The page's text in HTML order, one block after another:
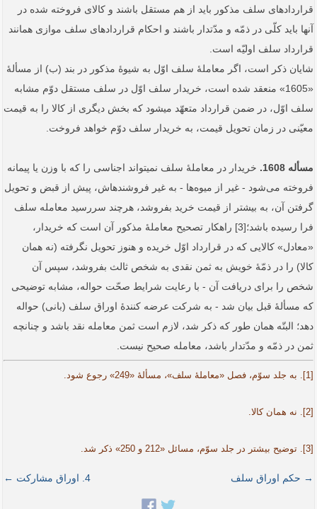
قراردادهای سلف مذکور باید از هم مستقل باشند و کالای فروخته شده در
آنها باید کلّی در ذمّه و مدّت­دار باشند و احکام قراردادهای سلف موازی همانند
قرارداد سلف اولیّه است.
شایان ذکر است، اگر معاملۀ سلف اوّل به شیوۀ مذکور در بند (ب) از مسألۀ
«1605» منعقد شده است، خریدار سلف اوّل در سلف مستقل دوّم مشابه
سلف اوّل، در ضمن قرارداد متعهّد می­شود که بخش دیگری از کالا را به قیمت
معیّنی در زمان تحویل قیمت، به خریدار سلف دوّم خواهد فروخت.
مسأله 1608.
خریدار در معاملۀ سلف نمی­تواند اجناسی را که با وزن یا پیمانه
فروخته می‌شود - غیر از میوه‌ها - به غیر فروشنده­اش، پیش از قبض و تحویل
گرفتن آن، به بیشتر از قیمت خرید بفروشد، هرچند سررسید معامله سلف
فرا رسیده باشد؛[3] راهکار تصحیح معاملۀ مذکور آن است که خریدار،
«معادل» کالایی که در قرارداد اوّل خریده و هنوز تحویل نگرفته (نه همان
کالا) را در ذمّۀ خویش به ثمن نقدی به شخص ثالث بفروشد، سپس آن
شخص را برای دریافت آن - با رعایت شرایط صحّت حواله، مشابه توضیحی
که مسألۀ قبل بیان شد - به شرکت عرضه کنندۀ اوراق سلف (بانی) حواله
دهد؛ البتّه همان طور که ذکر شد، لازم است ثمن معامله نقد باشد و چنانچه
ثمن در ذمّه و مدّت­دار باشد، معامله صحیح نیست.
[1]. به جلد سوّم، فصل «معاملۀ سلف»، مسألۀ «249» رجوع شود.
[2]. نه همان کالا.
[3]. توضیح بیشتر در جلد سوّم، مسائل «212 و 250» ذکر شد.
4. اوراق مشارکت ← → حکم اوراق سلف